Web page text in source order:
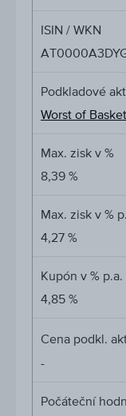
ISIN / WKN
Podkladové
Worst of Basket
Max. zisk v %
8,39 %
Max. zisk v %
4,27 %
Kupón v % p.a.
4,85 %
Cena podkl.
-
Počáteční